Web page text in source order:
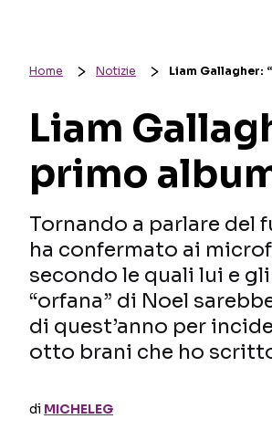
Home Notizie Liam Gallagher:
Liam
primo
Tornando a parlare del
ha confermato ai
secondo le quali lui e
“orfana” di Noel
di quest’anno per
otto brani che ho
di MICHELEG